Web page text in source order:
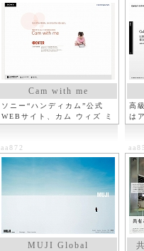
Cam with me
ソニー“ハンディカム”公式
WEBサイト、カム ウィズ ミ
ー
高
は
aa872
MUJI Global